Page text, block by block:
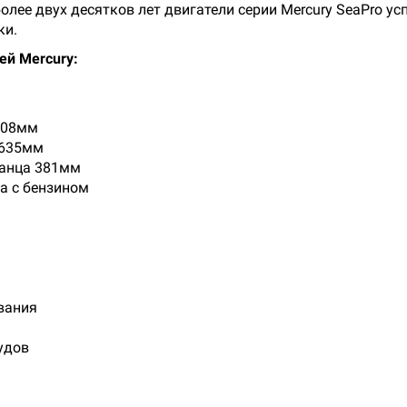
двух десятков лет двигатели серии Mercury SeaPro
Mercury:
381мм
с бензином